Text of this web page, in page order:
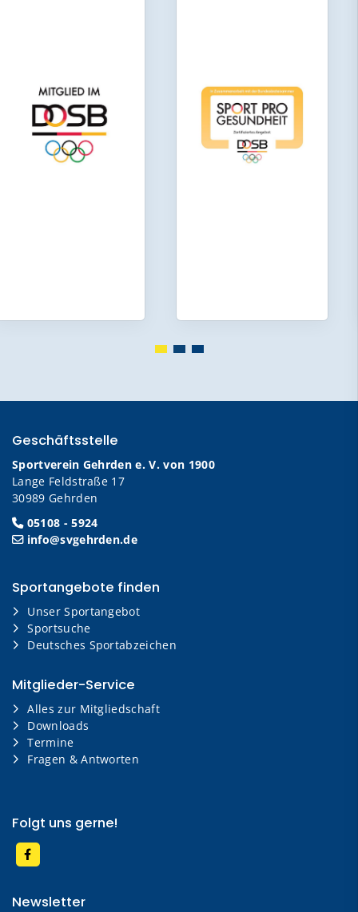
Geschäftsstelle
Sportverein Gehrden e. V. von 1900
Lange Feldstraße 17
30989 Gehrden
05108 - 5924
info@svgehrden.de
Sportangebote finden
Unser Sportangebot
Sportsuche
Deutsches Sportabzeichen
Mitglieder-Service
Alles zur Mitgliedschaft
Downloads
Termine
Fragen & Antworten
Folgt uns gerne!
Newsletter